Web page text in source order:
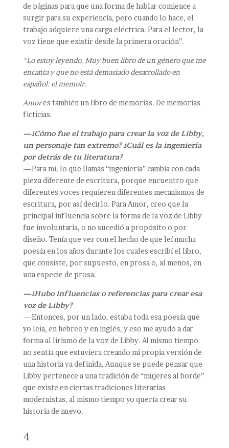
de páginas para que una forma de hablar comience a
surgir para su experiencia, pero cuando lo hace, el
trabajo adquiere una carga eléctrica. Para el lector, la
voz tiene que existir desde la primera oración”.
*Lo estoy leyendo. Muy buen libro de un género que me
encanta y que no está demasiado desarrollado en
español: el memoir.
Amores también un libro de memorias. De memorias
ficticias.
—¿Cómo fue el trabajo para crear la voz de Libby,
un personaje tan extremo? ¿Cuál es la ingeniería
por detrás de tu literatura?
—Para mí, lo que llamas “ingeniería” cambia con cada
pieza diferente de escritura, porque encuentro que
diferentes voces requieren diferentes mecanismos de
escritura, por así decirlo. Para Amor, creo que la
principal influencia sobre la forma de la voz de Libby
fue involuntaria, o no sucedió a propósito o por
diseño. Tenía que ver con el hecho de que leí mucha
poesía en los años durante los cuales escribí el libro,
que consiste, por supuesto, en prosa o, al menos, en
una especie de prosa.
—¿Hubo influencias o referencias para crear esa
voz de Libby?
—Entonces, por un lado, estaba toda esa poesía que
yo leía, en hebreo y en inglés, y eso me ayudó a dar
forma al lirismo de la voz de Libby. Al mismo tiempo
no sentía que estuviera creando mi propia versión de
una historia ya definida. Aunque se puede pensar que
Libby pertenece a una tradición de “mujeres al borde”
que existe en ciertas tradiciones literarias
modernistas, al mismo tiempo yo quería crear su
historia de nuevo.
4